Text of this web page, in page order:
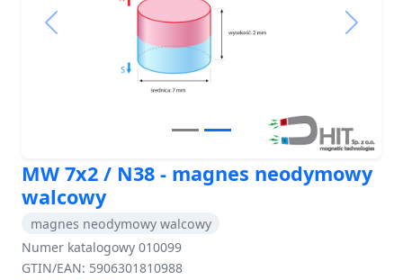
Previous Next
MW 7x2 / N38 - magnes neodymowy
walcowy
magnes neodymowy walcowy
Numer katalogowy 010099
GTIN/EAN: 5906301810988